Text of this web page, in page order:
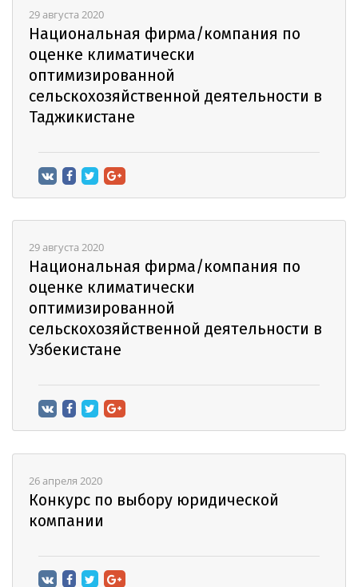
29 августа 2020
Национальная фирма/компания по
оценке климатически
оптимизированной
сельскохозяйственной деятельности в
Таджикистане
29 августа 2020
Национальная фирма/компания по
оценке климатически
оптимизированной
сельскохозяйственной деятельности в
Узбекистане
26 апреля 2020
Конкурс по выбору юридической
компании